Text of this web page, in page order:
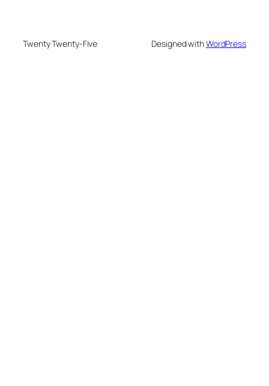
Twenty Twenty-Five Designed withWordPress